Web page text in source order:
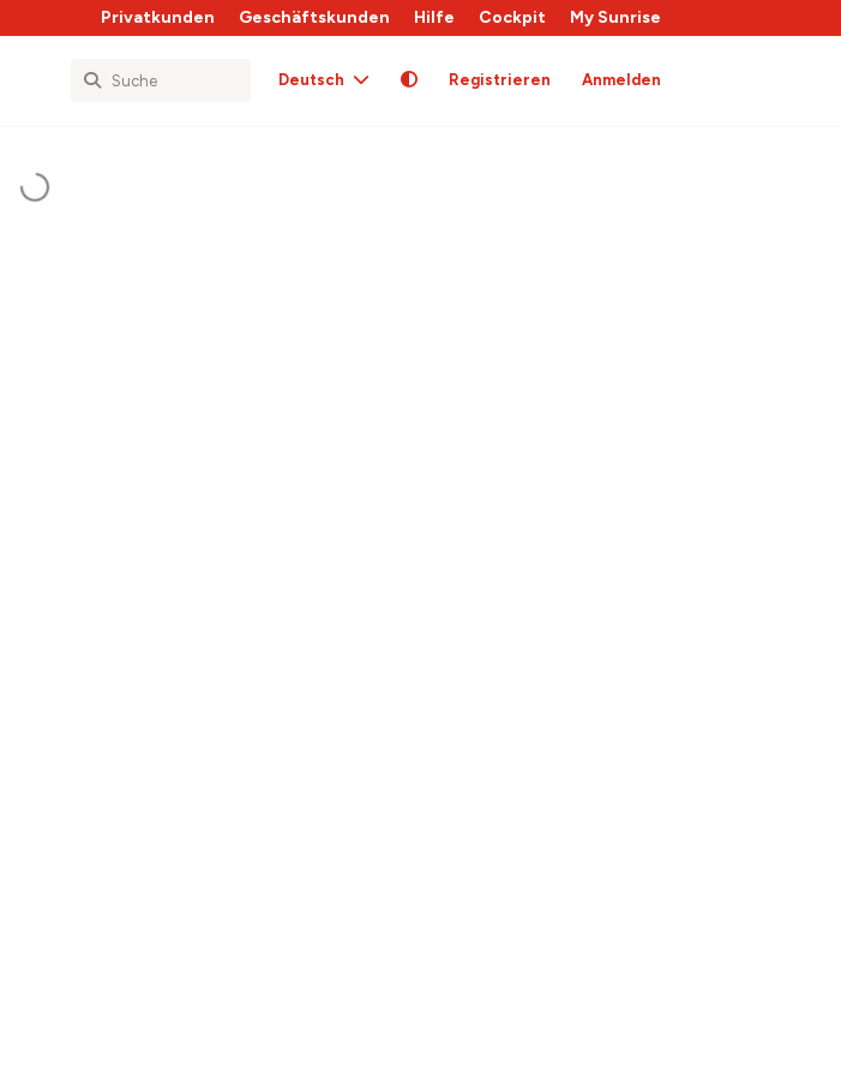
Privatkunden Geschäftskunden Hilfe Cockpit My Sunrise
Deutsch Registrieren Anmelden